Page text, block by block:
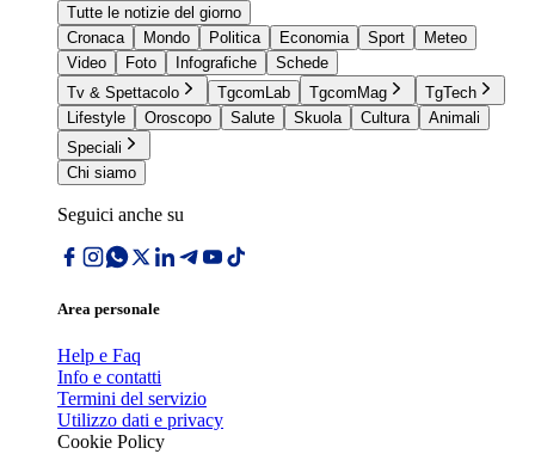
Tutte le notizie del giorno
Cronaca
Mondo Politica Economia Sport
Meteo
Video
Foto Infografiche
Schede
Tv & Spettacolo
TgcomLab TgcomMag
TgTech
Lifestyle
Oroscopo Salute Skuola Cultura
Animali
Speciali
Chi siamo
Seguici anche su
Area personale
Help e Faq
Info e contatti
Termini del servizio
Utilizzo dati e privacy
Cookie Policy